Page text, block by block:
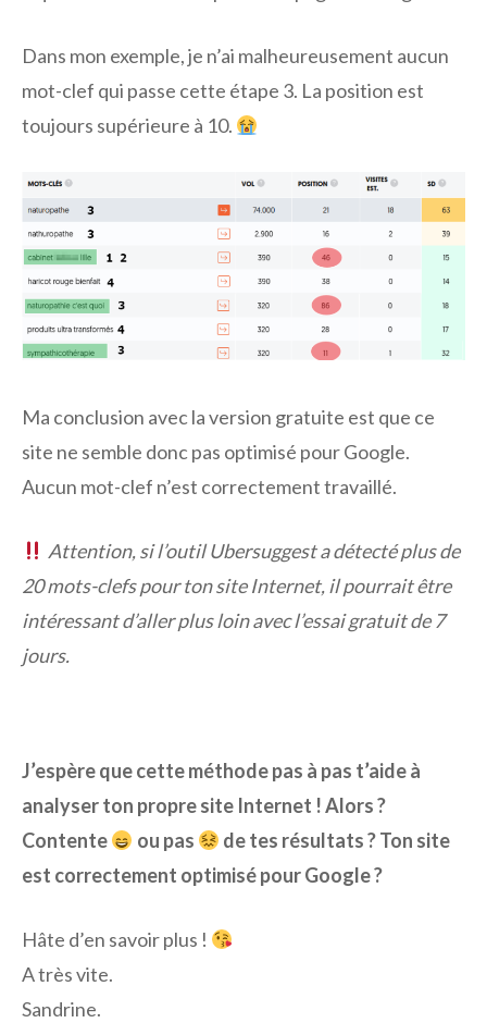
Dans mon exemple, je n’ai malheureusement aucun
mot-clef qui passe cette étape 3. La position est
toujours supérieure à 10.
Ma conclusion avec la version gratuite est que ce
site ne semble donc pas optimisé pour Google.
Aucun mot-clef n’est correctement travaillé.
Attention, si l’outil Ubersuggest a détecté plus de
20 mots-clefs pour ton site Internet, il pourrait être
intéressant d’aller plus loin avec l’essai gratuit de 7
jours.
J’espère que cette méthode pas à pas t’aide à
analyser ton propre site Internet ! Alors ?
Contente
ou pas
de tes résultats ? Ton site
est correctement optimisé pour Google ?
Hâte d’en savoir plus !
A très vite.
Sandrine.